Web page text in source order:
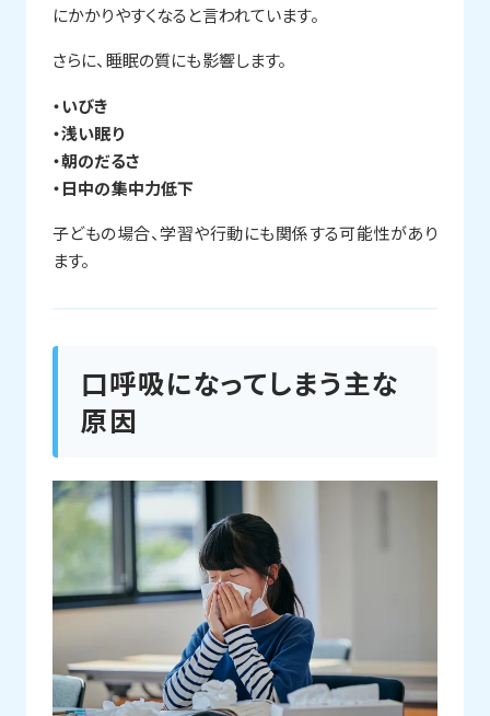
にかかりやすくなると言われています。
さらに、睡眠の質にも影響します。
・いびき
・浅い眠り
・朝のだるさ
・日中の集中力低下
子どもの場合、学習や行動にも関係する可能性があり
ます。
口呼吸になってしまう主な
原因